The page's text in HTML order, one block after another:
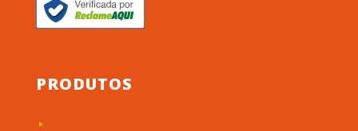
PRODUTOS